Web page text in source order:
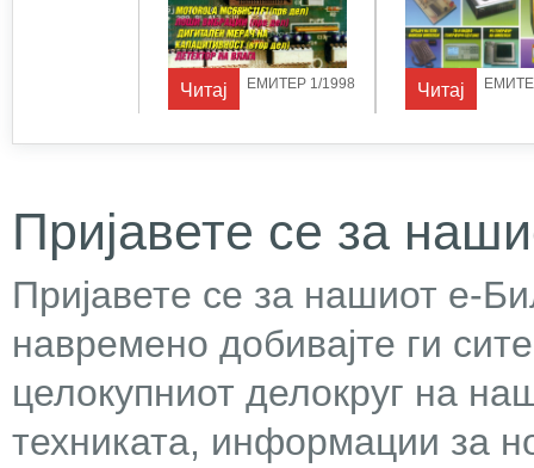
Читај ЕМИТЕР 1/1998 Читај
Пријавете се за
Пријавете се за нашиот е-
навремено добивајте ги
целокупниот делокруг на
техниката, информации за